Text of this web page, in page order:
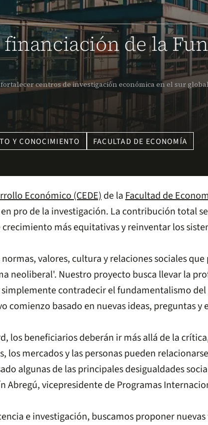
financiación de la
centros de investigación económica en el sur
Y CONOCIMIENTO FACULTAD DE ECONOMÍA
Económico (CEDE)de laFacultad de
pro de la investigación. La contribución total
más equitativas y reinventar los
valores, cultura y relaciones sociales
neoliberal'. Nuestro proyecto busca llevar la
contradecir el fundamentalismo
comienzo basado en nuevas ideas, preguntas
los beneficiarios deberán ir más allá de la
los mercados y las personas pueden
algunas de las principales desigualdades
Abregú, vicepresidente de Programas
e investigación, buscamos proponer